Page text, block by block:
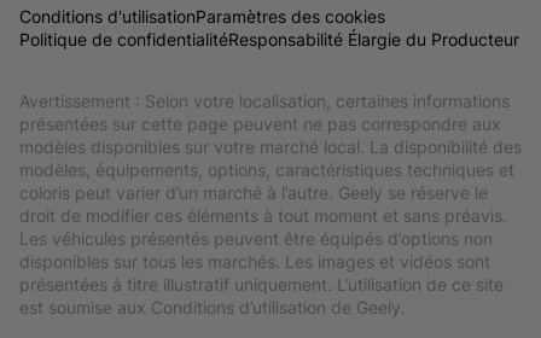
Conditions d'utilisationParamètres des cookies
Politique de confidentialitéResponsabilité Élargie du Producteur
Avertissement : Selon votre localisation, certaines informations
présentées sur cette page peuvent ne pas correspondre aux
modèles disponibles sur votre marché local. La disponibilité des
modèles, équipements, options, caractéristiques techniques et
coloris peut varier d’un marché à l’autre. Geely se réserve le
droit de modifier ces éléments à tout moment et sans préavis.
Les véhicules présentés peuvent être équipés d’options non
disponibles sur tous les marchés. Les images et vidéos sont
présentées à titre illustratif uniquement. L’utilisation de ce site
est soumise aux Conditions d’utilisation de Geely.